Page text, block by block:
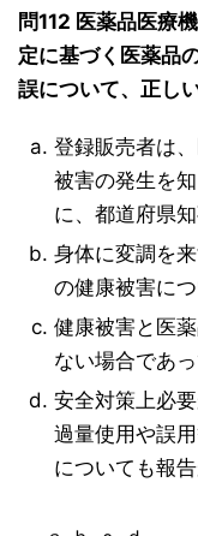
問112 医薬品医療
定に基づく医薬品
誤について、正し
登録販売者は
被害の発生を
に、都道府県
身体に変調を
の健康被害に
健康被害と医
ない場合であ
安全対策上必
過量使用や誤
についても報